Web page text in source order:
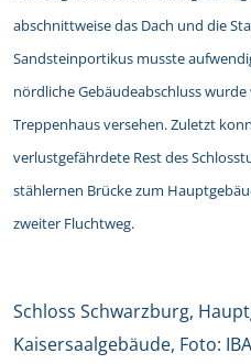
abschnittweise das Dach und die
Sandsteinportikus musste
nördliche Gebäudeabschluss
Treppenhaus versehen. Zuletzt
verlustgefährdete Rest des
stählernen Brücke zum
zweiter Fluchtweg.
Schloss Schwarzburg,
Kaisersaalgebäude, Foto: